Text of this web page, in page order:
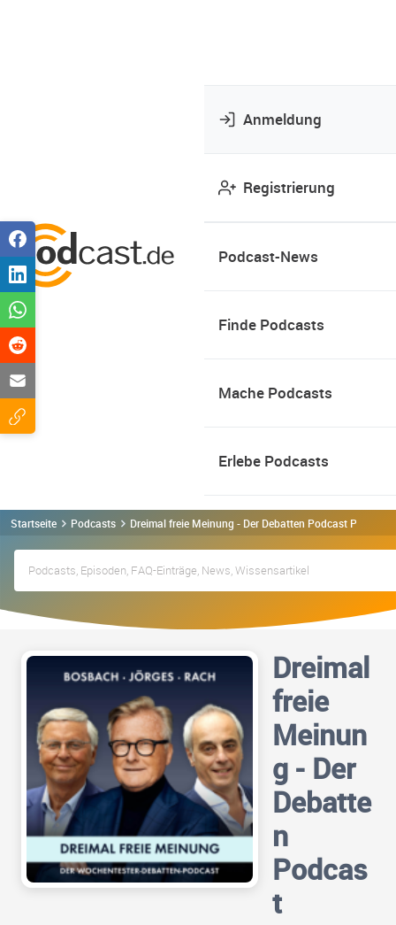
Anmeldung
Registrierung
Podcast-News
Finde Podcasts
Mache Podcasts
Erlebe Podcasts
Startseite Podcasts Dreimal freie Meinung - Der Debatten Podcast Podcast
Dreimal
freie
Meinun
g - Der
Debatte
n
Podcas
t